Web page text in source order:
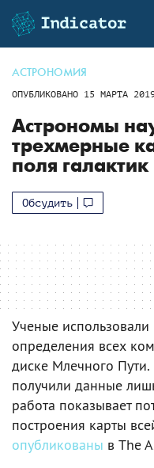
АСТРОНОМИЯ
ОПУБЛИКОВАНО 15 МАРТА
Астрономы
трехмерные
поля галактик
Обсудить
Ученые
определения всех
диске Млечного
получили данные
работа показывает
построения карты
опубликованы в The